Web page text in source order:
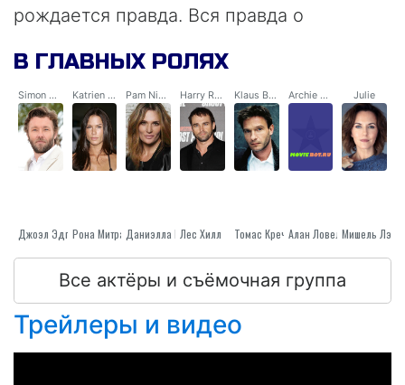
рождается правда. Вся правда о
В ГЛАВНЫХ РОЛЯХ
Simon Nicholson
Джоэл Эдгертон
Katrien Becker
Рона Митра
Pam Nicholson
Даниэлла Кормак
Harry Ronayne
Лес Хилл
Klaus Becker
Томас Кречманн
Archie Boyle
Алан Ловелл
Julie
Все актёры и съёмочная группа
Трейлеры и видео